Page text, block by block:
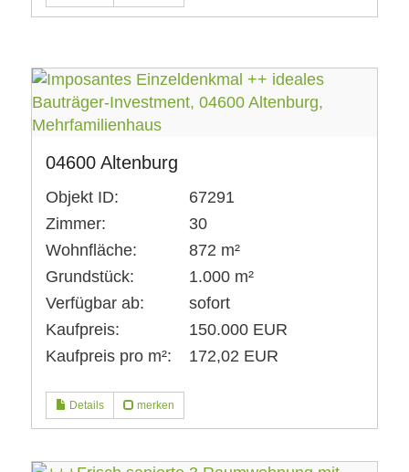
04600 Altenburg
Objekt ID:
67291
Zimmer:
30
Wohnfläche:
872 m²
Grundstück:
1.000 m²
Verfügbar ab:
sofort
Kaufpreis:
150.000 EUR
Kaufpreis pro m²:
172,02 EUR
Details merken